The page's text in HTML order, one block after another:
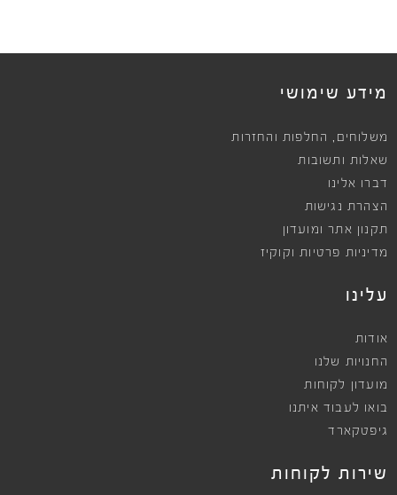
מידע שימושי
משלוחים , החלפות והחזרות
שאלות ותשובות
דברו אלינו
הצהרת נגישות
תקנון אתר ומועדון
מדיניות פרטיות וקוקיז
עלינו
אודות
החנויות שלנו
מועדון לקוחות
בואו לעבוד איתנו
גיפטקארד
שירות לקוחות